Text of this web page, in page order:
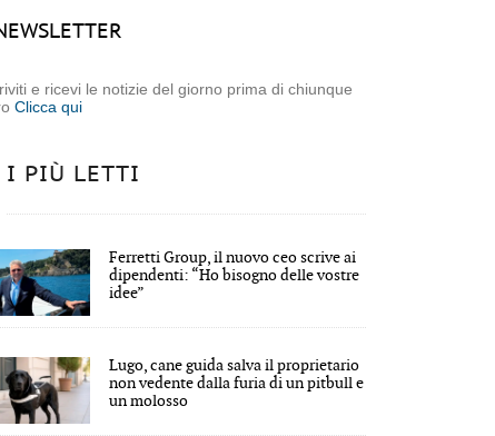
e ricevi le notizie del giorno prima di chiunque
Clicca qui
I PIÙ LETTI
Ferretti Group, il nuovo ceo scrive ai
dipendenti: “Ho bisogno delle vostre
idee”
Lugo, cane guida salva il proprietario
non vedente dalla furia di un pitbull e
un molosso